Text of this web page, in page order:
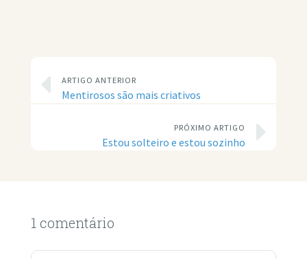
ARTIGO ANTERIOR
Mentirosos são mais criativos
PRÓXIMO ARTIGO
Estou solteiro e estou sozinho
1 comentário